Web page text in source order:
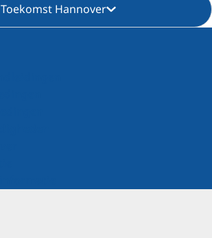
Toekomst Hannover